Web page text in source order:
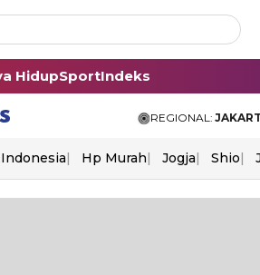
HidupSportIndeks
REGIONAL:
Hp Murah Jogja Shio